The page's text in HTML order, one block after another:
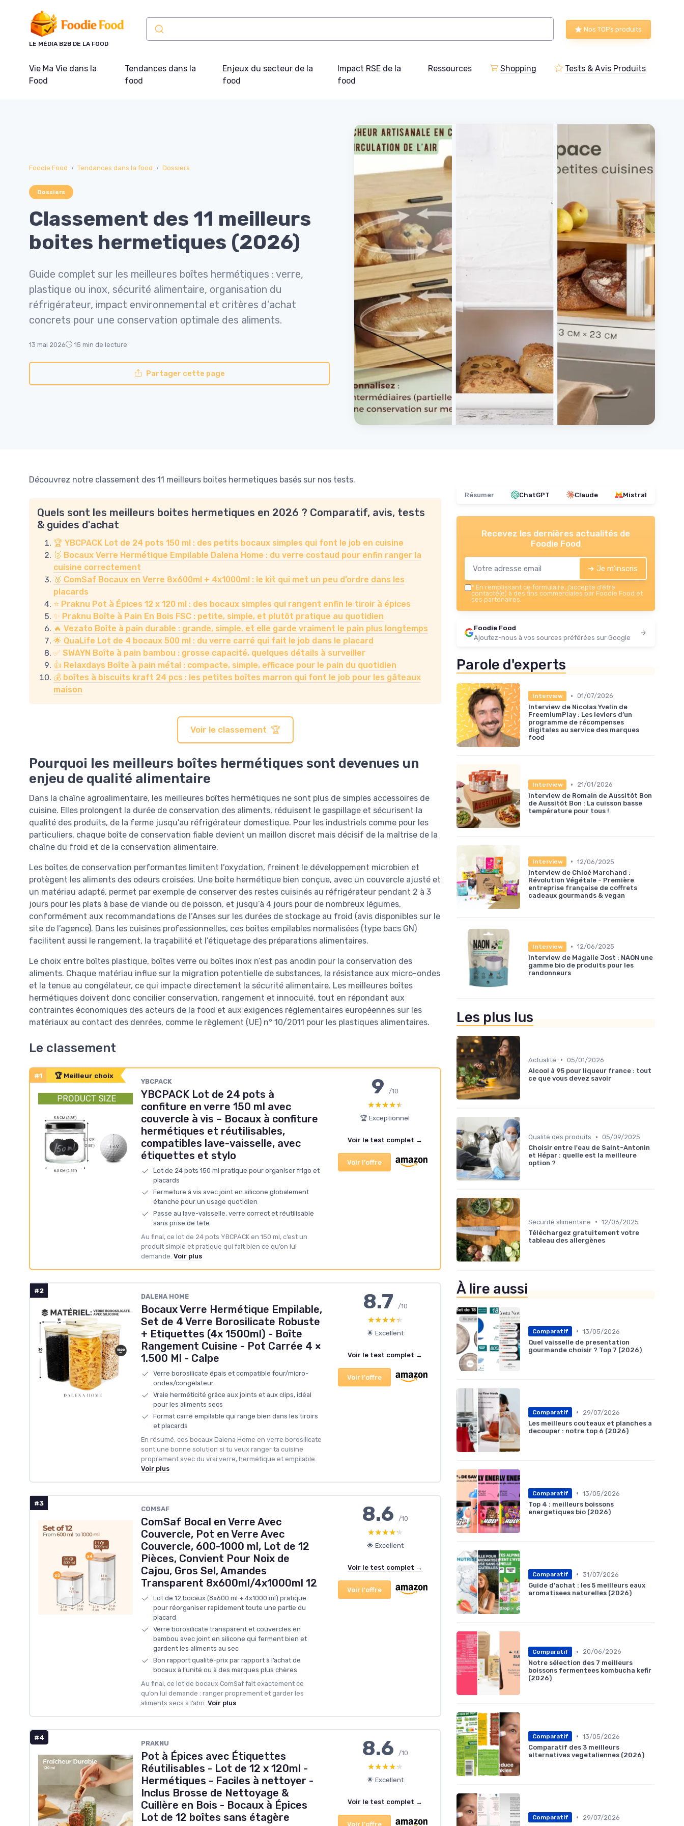
LE MÉDIA B2B DE LA FOOD
Nos TOPs produits
Vie Ma Vie dans la
Food
Tendances dans la
food
Enjeux du secteur de la
food
Impact RSE de la
food
Ressources Shopping Tests & Avis Produits
Foodie Food Tendances dans la food Dossiers
Dossiers
Classement des 11 meilleurs
boites hermetiques (2026)
Guide complet sur les meilleures boîtes hermétiques : verre,
plastique ou inox, sécurité alimentaire, organisation du
réfrigérateur, impact environnemental et critères d’achat
concrets pour une conservation optimale des aliments.
13 mai 2026 15 min de lecture
Partager cette page
Découvrez notre classement des 11 meilleurs boites hermetiques basés sur nos tests.
Quels sont les meilleurs boites hermetiques en 2026 ? Comparatif, avis, tests
& guides d'achat
🏆 YBCPACK Lot de 24 pots 150 ml : des petits bocaux simples qui font le job en cuisine
🥈 Bocaux Verre Hermétique Empilable Dalena Home : du verre costaud pour enfin ranger la
cuisine correctement
🥉 ComSaf Bocaux en Verre 8x600ml + 4x1000ml : le kit qui met un peu d’ordre dans les
placards
⭐ Praknu Pot à Épices 12 x 120 ml : des bocaux simples qui rangent enfin le tiroir à épices
✨ Praknu Boîte à Pain En Bois FSC : petite, simple, et plutôt pratique au quotidien
🔥 Vezato Boîte à pain durable : grande, simple, et elle garde vraiment le pain plus longtemps
🌟 QuaLife Lot de 4 bocaux 500 ml : du verre carré qui fait le job dans le placard
✅ SWAYN Boîte à pain bambou : grosse capacité, quelques détails à surveiller
👍 Relaxdays Boîte à pain métal : compacte, simple, efficace pour le pain du quotidien
💰 boîtes à biscuits kraft 24 pcs : les petites boîtes marron qui font le job pour les gâteaux
maison
Voir le classement 🏆
Pourquoi les meilleurs boîtes hermétiques sont devenues un
enjeu de qualité alimentaire
Dans la chaîne agroalimentaire, les meilleures boîtes hermétiques ne sont plus de simples accessoires de
cuisine. Elles prolongent la durée de conservation des aliments, réduisent le gaspillage et sécurisent la
qualité des produits, de la ferme jusqu’au réfrigérateur domestique. Pour les industriels comme pour les
particuliers, chaque boîte de conservation fiable devient un maillon discret mais décisif de la maîtrise de la
chaîne du froid et de la conservation alimentaire.
Les boîtes de conservation performantes limitent l’oxydation, freinent le développement microbien et
protègent les aliments des odeurs croisées. Une boîte hermétique bien conçue, avec un couvercle ajusté et
un matériau adapté, permet par exemple de conserver des restes cuisinés au réfrigérateur pendant 2 à 3
jours pour les plats à base de viande ou de poisson, et jusqu’à 4 jours pour de nombreux légumes,
conformément aux recommandations de l’Anses sur les durées de stockage au froid (avis disponibles sur le
site de l’agence). Dans les cuisines professionnelles, ces boîtes empilables normalisées (type bacs GN)
facilitent aussi le rangement, la traçabilité et l’étiquetage des préparations alimentaires.
Le choix entre boîtes plastique, boîtes verre ou boîtes inox n’est pas anodin pour la conservation des
aliments. Chaque matériau influe sur la migration potentielle de substances, la résistance aux micro-ondes
et la tenue au congélateur, ce qui impacte directement la sécurité alimentaire. Les meilleures boîtes
hermétiques doivent donc concilier conservation, rangement et innocuité, tout en répondant aux
contraintes économiques des acteurs de la food et aux exigences réglementaires européennes sur les
matériaux au contact des denrées, comme le règlement (UE) n° 10/2011 pour les plastiques alimentaires.
Le classement
#1 🏆 Meilleur choix
YBCPACK
YBCPACK Lot de 24 pots à
confiture en verre 150 ml avec
couvercle à vis – Bocaux à confiture
hermétiques et réutilisables,
compatibles lave-vaisselle, avec
étiquettes et stylo
Lot de 24 pots 150 ml pratique pour organiser frigo et
placards
Fermeture à vis avec joint en silicone globalement
étanche pour un usage quotidien
Passe au lave-vaisselle, verre correct et réutilisable
sans prise de tête
Au final, ce lot de 24 pots YBCPACK en 150 ml, c’est un
produit simple et pratique qui fait bien ce qu’on lui
demande. Voir plus
9/10
★★★★★
★★★★★
🏆 Exceptionnel
Voir le test complet →
Voir l'offre
#2
DALENA HOME
Bocaux Verre Hermétique Empilable,
Set de 4 Verre Borosilicate Robuste
+ Etiquettes (4x 1500ml) - Boîte
Rangement Cuisine - Pot Carrée 4 ×
1.500 Ml - Calpe
Verre borosilicate épais et compatible four/micro-
ondes/congélateur
Vraie herméticité grâce aux joints et aux clips, idéal
pour les aliments secs
Format carré empilable qui range bien dans les tiroirs
et placards
En résumé, ces bocaux Dalena Home en verre borosilicate
sont une bonne solution si tu veux ranger ta cuisine
proprement avec du vrai verre, hermétique et empilable.
Voir plus
8.7 /10
★★★★★
★★★★★
🌟 Excellent
Voir le test complet →
Voir l'offre
#3
COMSAF
ComSaf Bocal en Verre Avec
Couvercle, Pot en Verre Avec
Couvercle, 600-1000 ml, Lot de 12
Pièces, Convient Pour Noix de
Cajou, Gros Sel, Amandes
Transparent 8x600ml/4x1000ml 12
Lot de 12 bocaux (8x600 ml + 4x1000 ml) pratique
pour réorganiser rapidement toute une partie du
placard
Verre borosilicate transparent et couvercles en
bambou avec joint en silicone qui ferment bien et
gardent les aliments au sec
Bon rapport qualité-prix par rapport à l’achat de
bocaux à l’unité ou à des marques plus chères
Au final, ce lot de bocaux ComSaf fait exactement ce
qu’on lui demande : ranger proprement et garder les
aliments secs à l’abri. Voir plus
8.6/10
★★★★★
★★★★★
🌟 Excellent
Voir le test complet →
Voir l'offre
#4
PRAKNU
Pot à Épices avec Étiquettes
Réutilisables - Lot de 12 x 120ml -
Hermétiques - Faciles à nettoyer -
Inclus Brosse de Nettoyage &
Cuillère en Bois - Bocaux à Épices
Lot de 12 boîtes sans étagère
8.6/10
★★★★★
★★★★★
🌟 Excellent
Voir le test complet →
Voir l'offre
Résumer ChatGPT Claude Mistral
Recevez les dernières actualités de
Foodie Food
➔ Je m'inscris
* En remplissant ce formulaire, j’accepte d’être
contacté(e) à des fins commerciales par Foodie Food et
ses partenaires.
Foodie Food
Ajoutez-nous à vos sources préférées sur Google
Parole d'experts
Interview • 01/07/2026
Interview de Nicolas Yvelin de
FreemiumPlay : Les leviers d’un
programme de récompenses
digitales au service des marques
food
Interview •
21/01/2026
Interview de Romain de Aussitôt Bon
de Aussitôt Bon : La cuisson basse
température pour tous !
Interview • 12/06/2025
Interview de Chloé Marchand :
Révolution Végétale - Première
entreprise française de coffrets
cadeaux gourmands & vegan
Interview • 12/06/2025
Interview de Magalie Jost : NAON une
gamme bio de produits pour les
randonneurs
Les plus lus
Actualité • 05/01/2026
Alcool à 95 pour liqueur france : tout
ce que vous devez savoir
Qualité des produits • 05/09/2025
Choisir entre l'eau de Saint-Antonin
et Hépar : quelle est la meilleure
option ?
Sécurité alimentaire • 12/06/2025
Téléchargez gratuitement votre
tableau des allergènes
À lire aussi
Comparatif • 13/05/2026
Quel vaisselle de presentation
gourmande choisir ? Top 7 (2026)
Comparatif •
29/07/2026
Les meilleurs couteaux et planches a
decouper : notre top 6 (2026)
Comparatif • 13/05/2026
Top 4 : meilleurs boissons
energetiques bio (2026)
Comparatif • 31/07/2026
Guide d'achat : les 5 meilleurs eaux
aromatisees naturelles (2026)
Comparatif •
20/06/2026
Notre sélection des 7 meilleurs
boissons fermentees kombucha kefir
(2026)
Comparatif • 13/05/2026
Comparatif des 3 meilleurs
alternatives vegetaliennes (2026)
Comparatif •
29/07/2026